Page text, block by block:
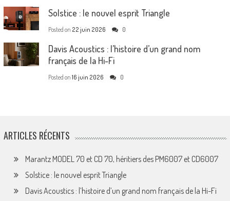
Solstice : le nouvel esprit Triangle
Posted on 22 juin 2026 0
Davis Acoustics : l’histoire d’un grand nom
français de la Hi-Fi
Posted on 16 juin 2026 0
ARTICLES RÉCENTS
Marantz MODEL 70 et CD 70, héritiers des PM6007 et CD6007
Solstice : le nouvel esprit Triangle
Davis Acoustics : l’histoire d’un grand nom français de la Hi-Fi